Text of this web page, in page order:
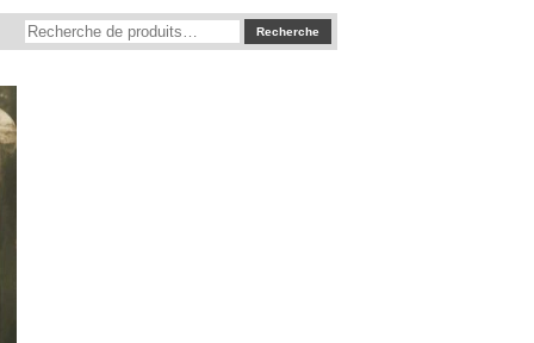
Recherche
pour :
Recherche